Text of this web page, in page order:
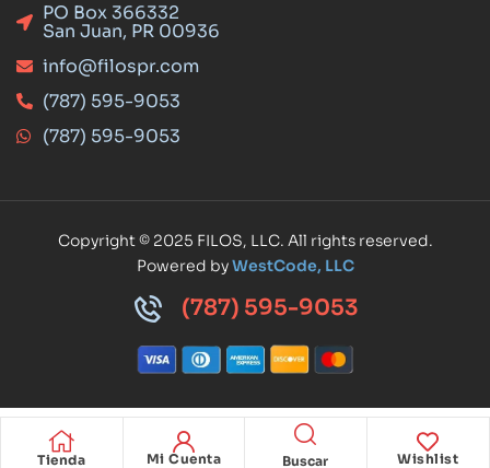
Tienda Mi Cuenta Wishlist
PO Box 366332
San Juan, PR 00936
info@filospr.com
(787) 595-9053
(787) 595-9053
Copyright © 2025 FILOS, LLC. All rights reserved.
Powered byWestCode, LLC
(787) 595-9053